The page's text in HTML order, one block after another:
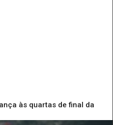
às quartas de final da